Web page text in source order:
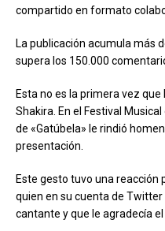
compartido en formato
La publicación acumula más
supera los 150.000
Esta no es la primera vez
Shakira. En el Festival
de «Gatúbela» le rindió
presentación.
Este gesto tuvo una reacción
quien en su cuenta de
cantante y que le agradecía el